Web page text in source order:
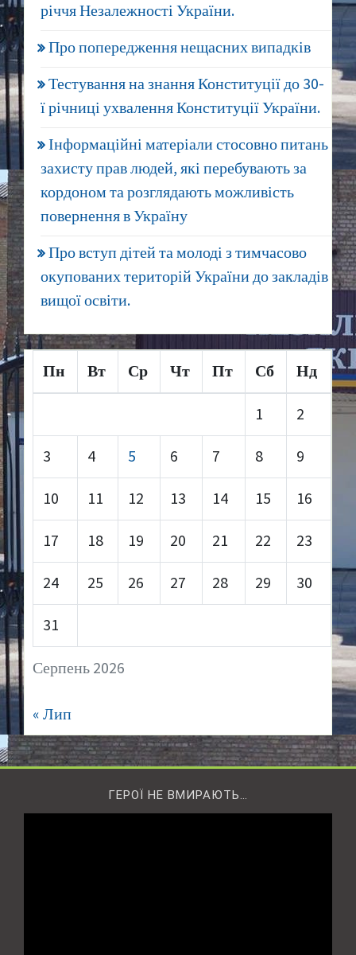
річчя Незалежності України.
Про попередження нещасних випадків
Тестування на знання Конституції до 30-
ї річниці ухвалення Конституції України.
Інформаційні матеріали стосовно питань
захисту прав людей, які перебувають за
кордоном та розглядають можливість
повернення в Україну
Про вступ дітей та молоді з тимчасово
окупованих територій України до закладів
вищої освіти.
Серпень 2026
Пн Вт Ср Чт Пт Сб Нд
1 2
3 4 5 6 7 8 9
10 11 12 13 14 15 16
17 18 19 20 21 22 23
24 25 26 27 28 29 30
31
« Лип
ГЕРОЇ НЕ ВМИРАЮТЬ…